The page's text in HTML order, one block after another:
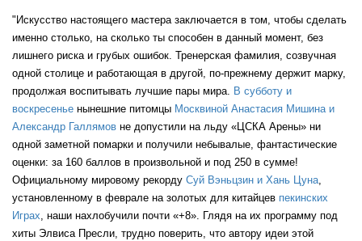
GEO
UKR
GER
"Искусство настоящего мастера заключается в том, чтобы сделать
именно столько, на сколько ты способен в данный момент, без
лишнего риска и грубых ошибок. Тренерская фамилия, созвучная
одной столице и работающая в другой, по-прежнему держит марку,
продолжая воспитывать лучшие пары мира. В субботу и
воскресенье нынешние питомцы Москвиной Анастасия Мишина и
Александр Галлямов не допустили на льду «ЦСКА Арены» ни
одной заметной помарки и получили небывалые, фантастические
оценки: за 160 баллов в произвольной и под 250 в сумме!
Официальному мировому рекорду Суй Вэньцзин и Хань Цуна,
установленному в феврале на золотых для китайцев пекинских
Играх, наши нахлобучили почти «+8». Глядя на их программу под
хиты Элвиса Пресли, трудно поверить, что автору идеи этой